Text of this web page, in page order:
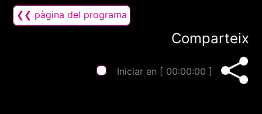
❮❮ pàgina del programa
Comparteix
Iniciar en [ 00:00:00 ]